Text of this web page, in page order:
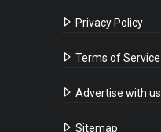
Privacy Policy
Terms of Service
Advertise with us
Sitemap